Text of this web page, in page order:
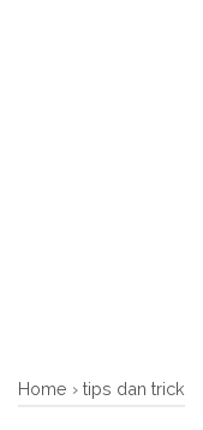
Home › tips dan trick